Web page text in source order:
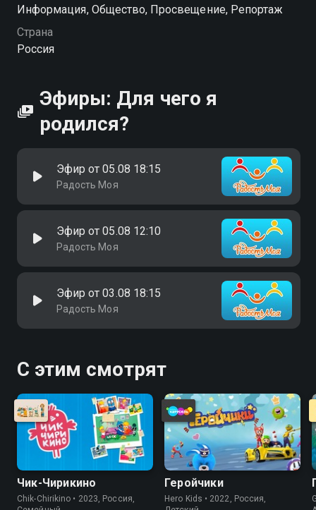
Информация, Общество, Просвещение, Репортаж
Страна
Россия
Эфиры: Для чего я
родился?
Эфир от 05.08 18:15
Радость Моя
Эфир от 05.08 12:10
Радость Моя
Эфир от 03.08 18:15
Радость Моя
С этим смотрят
Чик-Чирикино
Chik-Chirikino • 2023, Россия,
Геройчики
Hero Kids • 2022, Россия,